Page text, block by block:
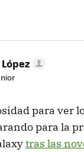
para ver
para la
tras las